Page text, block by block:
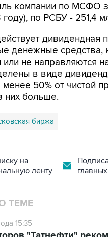
компании по МСФО
году), по РСБУ - 251,4
дивидендная
денежные средства,
или не направляются
в виде
50% от чистой
них больше.
биржа
на
ленту
ТЕМЕ
15:35